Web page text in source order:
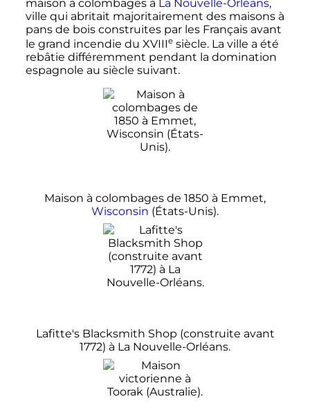
maison à colombages à La Nouvelle-Orléans,
ville qui abritait majoritairement des maisons à
pans de bois construites par les Français avant
le grand incendie du XVIIIe siècle. La ville a été
rebâtie différemment pendant la domination
espagnole au siècle suivant.
Maison à colombages de 1850 à Emmet,
Wisconsin (États-Unis).
Lafitte's Blacksmith Shop (construite avant
1772) à La Nouvelle-Orléans.